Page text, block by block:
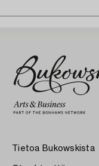
Tietoa Bukowskista